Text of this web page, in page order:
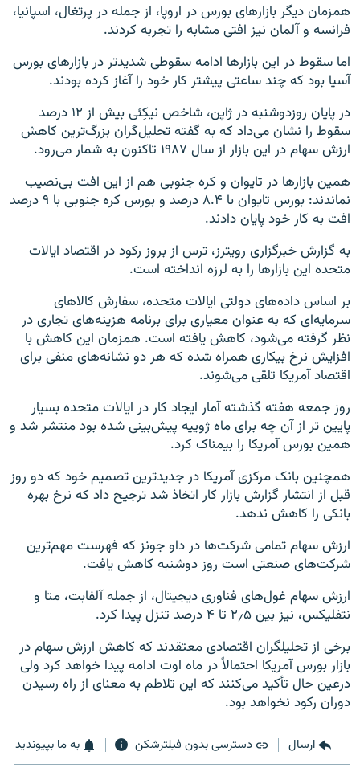
همزمان دیگر بازارهای بورس در اروپا، از جمله در پرتغال،‌ اسپانیا،
فرانسه و آلمان نیز افتی مشابه را تجربه کردند.
اما سقوط در این بازارها ادامه سقوطی شدیدتر در بازارهای بورس
آسیا بود که چند ساعتی پیشتر کار خود را آغاز کرده بودند.
در پایان روزدوشنبه در ژاپن، شاخص نیکِئی بیش از ۱۲ درصد
سقوط را نشان می‌داد که به گفته تحلیل‌گران بزرگ‌ترین کاهش
ارزش سهام در این بازار از سال ۱۹۸۷ تاکنون به شمار می‌رود.
همین بازارها در تایوان و کره جنوبی هم از این افت بی‌نصیب
نماندند: بورس تایوان با ۸.۴ درصد و بورس کره جنوبی با ۹ درصد
افت به کار خود پایان دادند.
به گزارش خبرگزاری رویترز، ترس از بروز رکود در اقتصاد ایالات
متحده این بازارها را به لرزه انداخته است.
بر اساس داده‌های دولتی ایالات متحده، سفارش کالاهای
سرمایه‌ای که به عنوان معیاری برای برنامه‌ هزینه‌های تجاری در
نظر گرفته می‌شود، کاهش یافته است. همزمان این کاهش با
افزایش نرخ بیکاری همراه شده که هر دو نشانه‌های منفی برای
اقتصاد آمریکا تلقی می‌شوند.
روز جمعه هفته گذشته آمار ایجاد کار در ایالات متحده بسیار
پایین تر از آن چه برای ماه ژوییه پیش‌بینی شده بود منتشر شد و
همین بورس آمریکا را بیمناک کرد.
همچنین بانک مرکزی آمریکا در جدیدترین تصمیم خود که دو روز
قبل از انتشار گزارش بازار کار اتخاذ شد ترجیح داد که نرخ بهره
بانکی را کاهش ندهد.
ارزش سهام تمامی شرکت‌ها در داو جونز که فهرست مهم‌ترین
شرکت‌های صنعتی است روز دوشنبه کاهش یافت.
ارزش سهام غول‌های فناوری دیجیتال، از جمله آلفابت، متا و
نتفلیکس، نیز بین ۲٫۵ تا ۴ درصد تنزل پیدا کرد.
برخی از تحلیلگران اقتصادی معتقدند که کاهش ارزش سهام در
بازار بورس آمریکا احتمالاً در ماه اوت ادامه پیدا خواهد کرد ولی
درعین حال تأکید می‌کنند که این تلاطم به معنای از راه رسیدن
دوران رکود نخواهد بود.
ارسال دسترسی بدون فیلترشکن به ما بپیوندید